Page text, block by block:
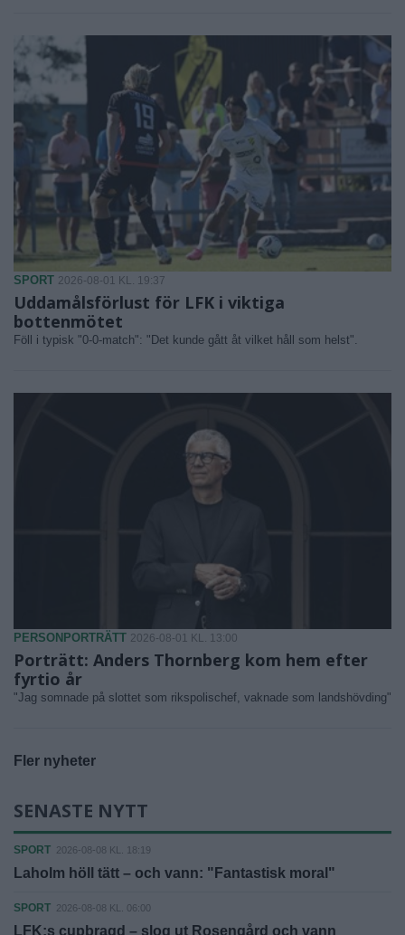
SPORT 2026-08-01 KL. 19:37
Uddamålsförlust för LFK i viktiga
bottenmötet
Föll i typisk "0-0-match": "Det kunde gått åt vilket håll som helst".
PERSONPORTRÄTT 2026-08-01 KL. 13:00
Porträtt: Anders Thornberg kom hem efter
fyrtio år
"Jag somnade på slottet som rikspolischef, vaknade som landshövding"
Fler nyheter
SENASTE NYTT
SPORT 2026-08-08 KL. 18:19
Laholm höll tätt – och vann: "Fantastisk moral"
SPORT 2026-08-08 KL. 06:00
LFK:s cupbragd – slog ut Rosengård och vann